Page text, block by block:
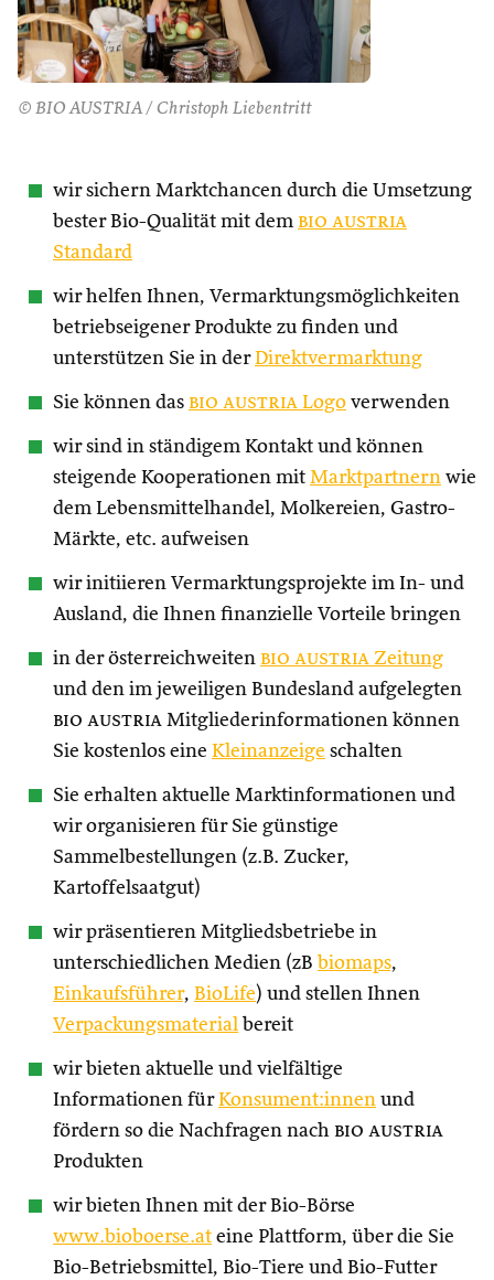
© BIO AUSTRIA / Christoph Liebentritt
wir sichern Marktchancen durch die Umsetzung
bester Bio-Qualität mit dem bio austria
Standard
wir helfen Ihnen, Vermarktungsmöglichkeiten
betriebseigener Produkte zu finden und
unterstützen Sie in derDirektvermarktung
Sie können das bio austria Logo verwenden
wir sind in ständigem Kontakt und können
steigende Kooperationen mit Marktpartnern wie
dem Lebensmittelhandel, Molkereien, Gastro-
Märkte, etc. aufweisen
wir initiieren Vermarktungsprojekte im In- und
Ausland, die Ihnen finanzielle Vorteile bringen
in der österreichweiten bio austria Zeitung
und den im jeweiligen Bundesland aufgelegten
bio austria Mitgliederinformationen können
Sie kostenlos eine Kleinanzeige schalten
Sie erhalten aktuelle Marktinformationen und
wir organisieren für Sie günstige
Sammelbestellungen (z.B. Zucker,
Kartoffelsaatgut)
wir präsentieren Mitgliedsbetriebe in
unterschiedlichen Medien (zB biomaps,
Einkaufsführer, BioLife) und stellen Ihnen
Verpackungsmaterial bereit
wir bieten aktuelle und vielfältige
Informationen fürKonsument:innen und
fördern so die Nachfragen nach bio austria
Produkten
wir bieten Ihnen mit der Bio-Börse
www.bioboerse.at eine Plattform, über die Sie
Bio-Betriebsmittel, Bio-Tiere und Bio-Futter